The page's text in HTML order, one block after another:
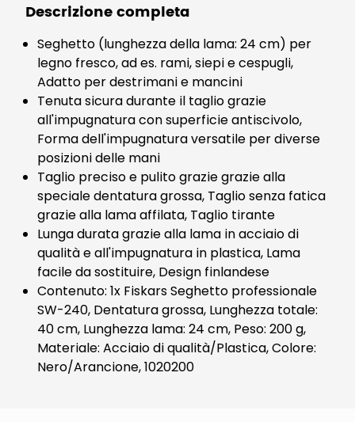
Descrizione completa
Seghetto (lunghezza della lama: 24 cm) per
legno fresco, ad es. rami, siepi e cespugli,
Adatto per destrimani e mancini
Tenuta sicura durante il taglio grazie
all'impugnatura con superficie antiscivolo,
Forma dell'impugnatura versatile per diverse
posizioni delle mani
Taglio preciso e pulito grazie grazie alla
speciale dentatura grossa, Taglio senza fatica
grazie alla lama affilata, Taglio tirante
Lunga durata grazie alla lama in acciaio di
qualità e all'impugnatura in plastica, Lama
facile da sostituire, Design finlandese
Contenuto: 1x Fiskars Seghetto professionale
SW-240, Dentatura grossa, Lunghezza totale:
40 cm, Lunghezza lama: 24 cm, Peso: 200 g,
Materiale: Acciaio di qualità/Plastica, Colore:
Nero/Arancione, 1020200